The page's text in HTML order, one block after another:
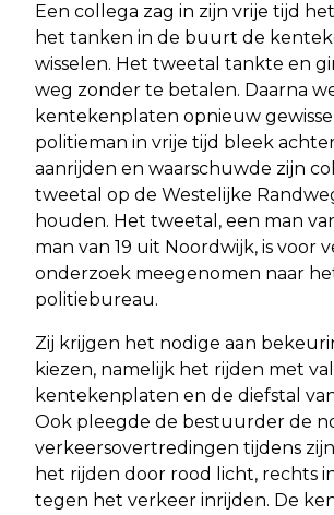
Een collega zag in zijn vrije tijd
het tanken in de buurt de
wisselen. Het tweetal tankte en
weg zonder te betalen. Daarna
kentekenplaten opnieuw
politieman in vrije tijd bleek
aanrijden en waarschuwde zijn
tweetal op de Westelijke
houden. Het tweetal, een man
man van 19 uit Noordwijk, is voor
onderzoek meegenomen naar
politiebureau.
Zij krijgen het nodige aan
kiezen, namelijk het rijden met
kentekenplaten en de diefstal
Ook pleegde de bestuurder de
verkeersovertredingen tijdens
het rijden door rood licht, rechts
tegen het verkeer inrijden. De